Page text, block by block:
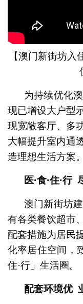
【澳门新街坊
为持续优化
现已增设大户型
现宽敞客厅、多
大幅提升室内通
造理想生活方案。
医·食·住·行
澳门新街坊
有各类餐饮超市
配套措施为居民
化率居住空间，
住·行」生活圈。
配套环境优